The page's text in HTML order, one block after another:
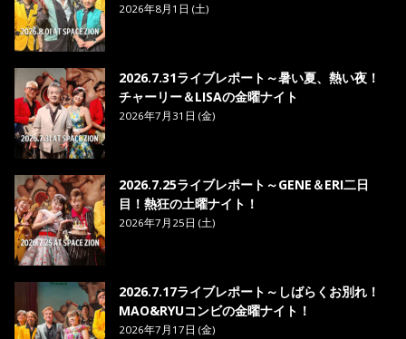
2026年8月1日 (土)
2026.7.31ライブレポート～暑い夏、熱い夜！
チャーリー＆LISAの金曜ナイト
2026年7月31日 (金)
2026.7.25ライブレポート～GENE＆ERI二日
目！熱狂の土曜ナイト！
2026年7月25日 (土)
2026.7.17ライブレポート～しばらくお別れ！
MAO&RYUコンビの金曜ナイト！
2026年7月17日 (金)